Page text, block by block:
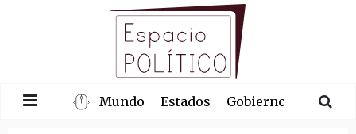
Mundo Estados Gobierno